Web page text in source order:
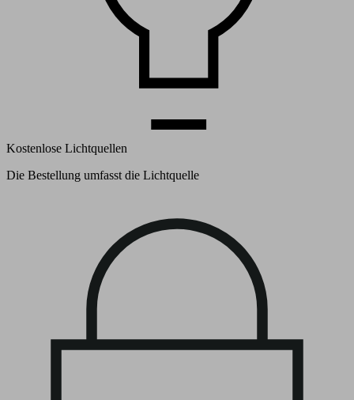
Kostenlose Lichtquellen
Die Bestellung umfasst die Lichtquelle